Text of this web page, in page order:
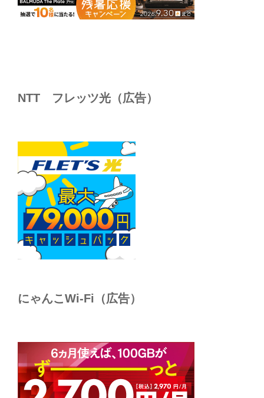
NTT フレッツ光（広告）
にゃんこWi-Fi（広告）